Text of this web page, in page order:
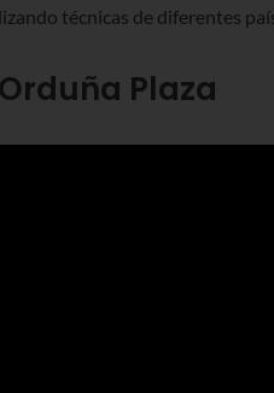
técnicas de diferentes
Plaza